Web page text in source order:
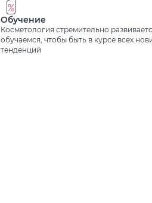
Обучение
Косметология стремительно
обучаемся, чтобы быть в курсе всех
тенденций